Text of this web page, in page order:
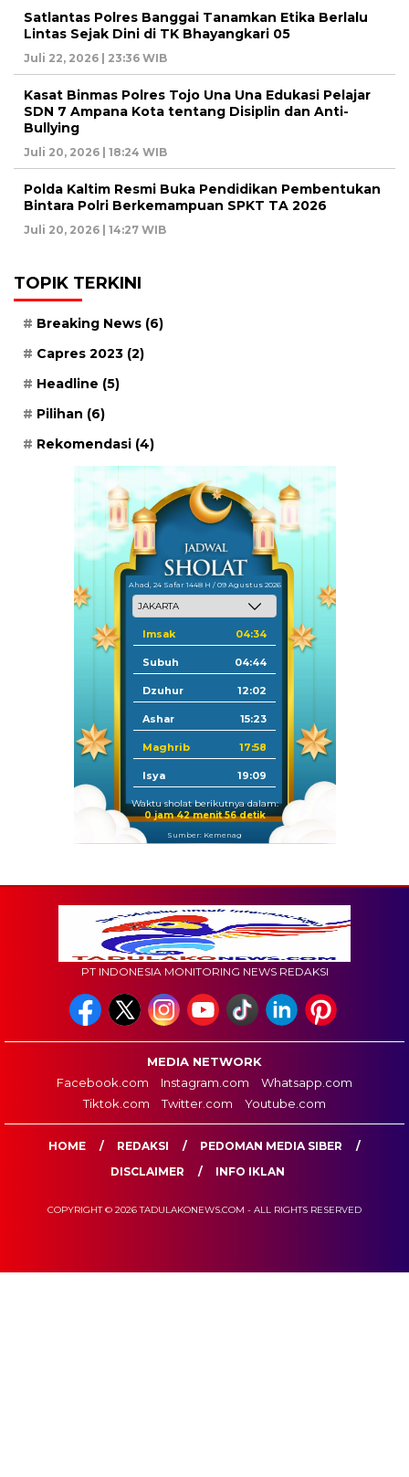
Satlantas Polres Banggai Tanamkan Etika Berlalu
Lintas Sejak Dini di TK Bhayangkari 05
Juli 22, 2026 | 23:36 WIB
Kasat Binmas Polres Tojo Una Una Edukasi Pelajar
SDN 7 Ampana Kota tentang Disiplin dan Anti-
Bullying
Juli 20, 2026 | 18:24 WIB
Polda Kaltim Resmi Buka Pendidikan Pembentukan
Bintara Polri Berkemampuan SPKT TA 2026
Juli 20, 2026 | 14:27 WIB
TOPIK TERKINI
Breaking News (6)
Capres 2023 (2)
Headline (5)
Pilihan (6)
Rekomendasi (4)
Ahad, 24 Safar 1448 H / 09 Agustus 2026
Imsak 04:34
Subuh 04:44
Dzuhur 12:02
Ashar 15:23
Maghrib 17:58
Isya 19:09
Waktu sholat berikutnya dalam:
0 jam 42 menit 55 detik
Sumber: Kemenag
PT INDONESIA MONITORING NEWS REDAKSI
MEDIA NETWORK
Facebook.com
Instagram.com
Whatsapp.com
Tiktok.com
Twitter.com Youtube.com
HOME REDAKSI
PEDOMAN MEDIA SIBER
DISCLAIMER
INFO IKLAN
COPYRIGHT © 2026 TADULAKONEWS.COM - ALL RIGHTS RESERVED